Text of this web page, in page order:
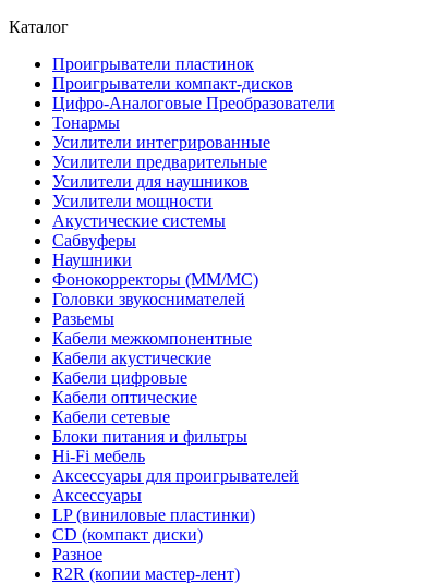
Каталог
Проигрыватели пластинок
Проигрыватели компакт-дисков
Цифро-Аналоговые Преобразователи
Тонармы
Усилители интегрированные
Усилители предварительные
Усилители для наушников
Усилители мощности
Акустические системы
Сабвуферы
Наушники
Фонокорректоры (MM/MC)
Головки звукоснимателей
Разьемы
Кабели межкомпонентные
Кабели акустические
Кабели цифровые
Кабели оптические
Кабели сетевые
Блоки питания и фильтры
Hi-Fi мебель
Аксессуары для проигрывателей
Аксессуары
LP (виниловые пластинки)
CD (компакт диски)
Разное
R2R (копии мастер-лент)